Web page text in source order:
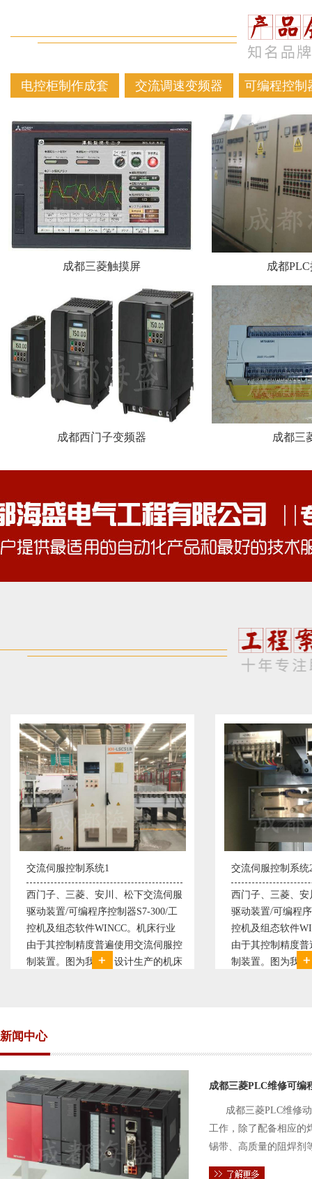
电控柜制作成套 交流调速变频器 可编程控制
成都三菱触摸屏 成都
成都西门子变频器 成都三
交流伺服控制系统2
西门子、三菱、安川、松下交流伺服
驱动装置/可编程序控制器S7-300/工
控机及组态软件WINCC。机床行业
由于其控制精度普遍使用交流伺服控
制装置。图为我公司设计生产的机床
变频恒压供水系统
变频恒压供水系
极调速技术原理
使供水随着使用
持供水设定压力
点、远传压力表
新闻中心
成都三菱PLC维修可编
成都三菱PLC维修
工作，除了配备相应的
锡带、高质量的阻焊剂
件的电路及通信电缆。